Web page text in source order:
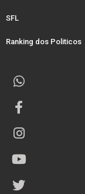
SFL
Ranking dos Politicos